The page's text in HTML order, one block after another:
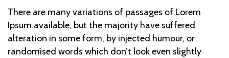
There are many variations of passages of Lorem
Ipsum available, but the majority have suffered
alteration in some form, by injected humour, or
randomised words which don’t look even slightly